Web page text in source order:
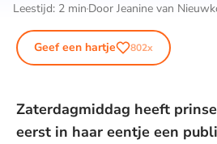
Leestijd: 2 min Door Jeanine van
Geef een hartje 802x
Zaterdagmiddag heeft
eerst in haar eentje een